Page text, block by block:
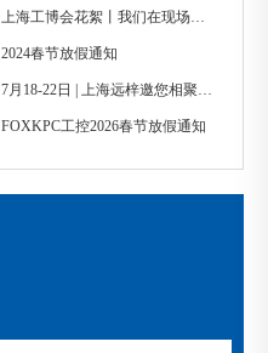
2024春节放假通知
FOXKPC工控2026春节放假通知